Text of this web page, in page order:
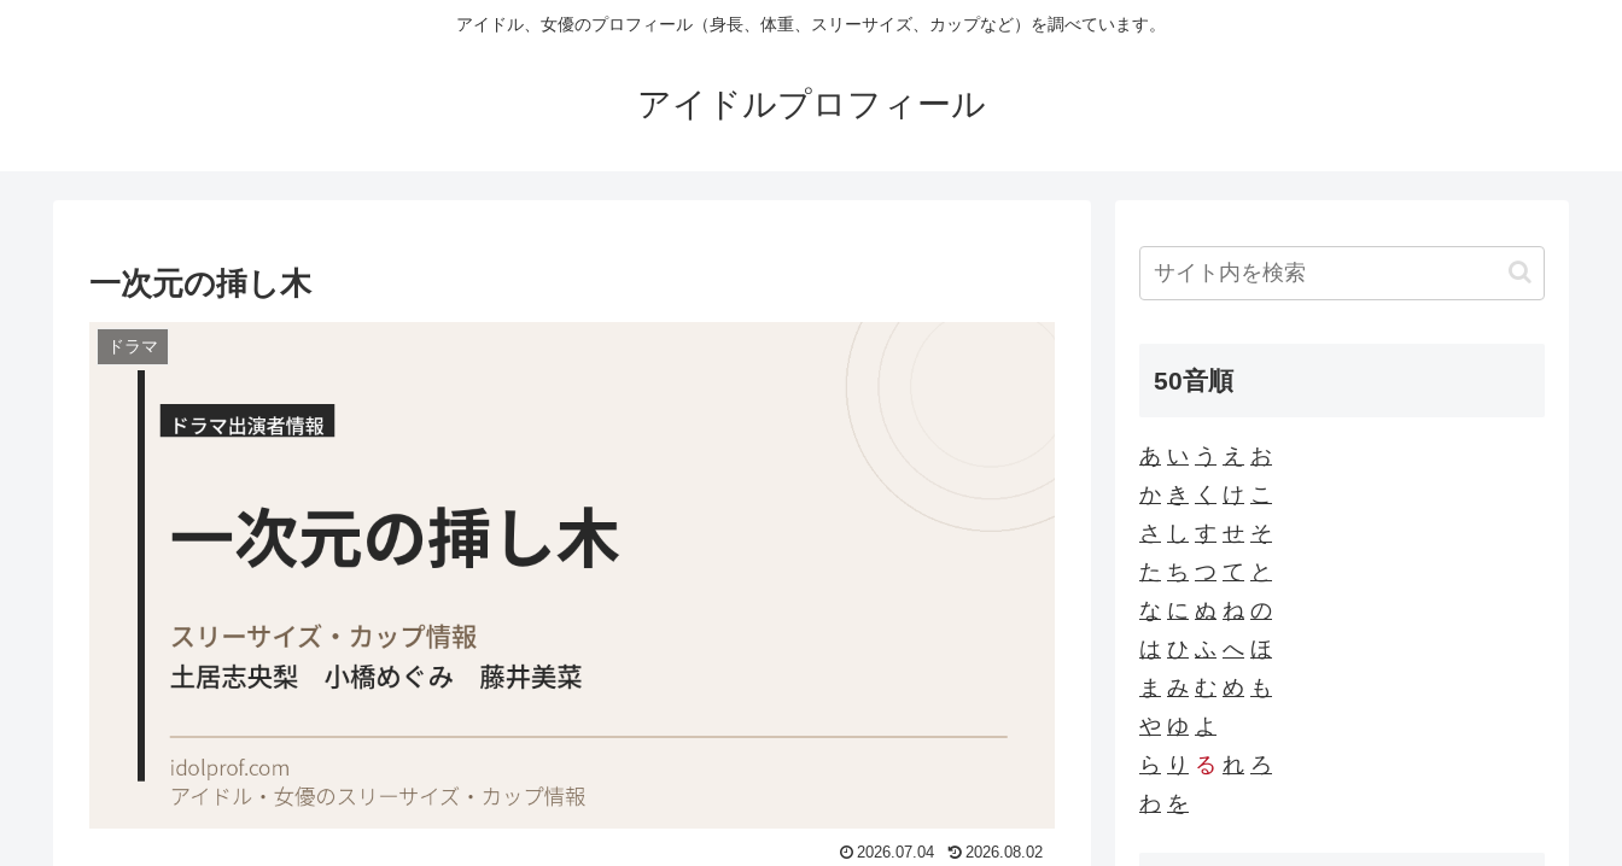
アイドル、女優のプロフィール（身長、体重、スリーサイズ、カップなど）を調べています。
アイドルプロフィール
一次元の挿し木
ドラマ
2026.07.04 2026.08.02
50音順
あ い う え お
か き く け こ
さ
し す せ そ
た ち つ て と
な に ぬ ね の
は ひ ふ へ ほ
ま み む め も
や ゆ よ
ら り る れ ろ
わ を